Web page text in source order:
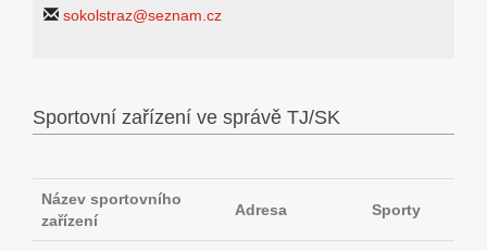
sokolstraz@seznam.cz
Sportovní zařízení ve správě TJ/SK
Název sportovního
zařízení
Adresa Sporty